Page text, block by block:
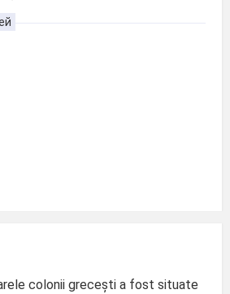
colonii grecești a fost situate